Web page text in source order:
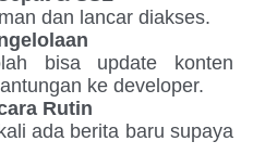
dan lancar diakses.
bisa update konten
ke developer.
Rutin
ada berita baru supaya